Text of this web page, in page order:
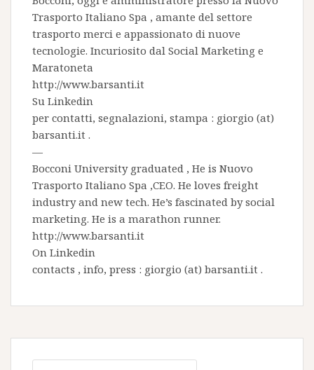
Trasporto Italiano Spa , amante del settore
trasporto merci e appassionato di nuove
tecnologie. Incuriosito dal Social Marketing e
Maratoneta
http://www.barsanti.it
Su Linkedin
per contatti, segnalazioni, stampa : giorgio (at)
barsanti.it .
—
Bocconi University graduated , He is Nuovo
Trasporto Italiano Spa ,CEO. He loves freight
industry and new tech. He’s fascinated by social
marketing. He is a marathon runner.
http://www.barsanti.it
On Linkedin
contacts , info, press : giorgio (at) barsanti.it .